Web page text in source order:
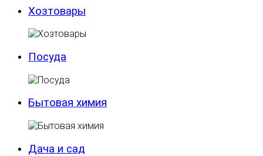
Хозтовары
Посуда
Бытовая химия
Дача и сад